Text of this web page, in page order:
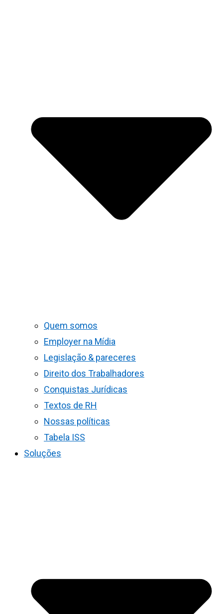
Quem somos
Employer na Mídia
Legislação & pareceres
Direito dos Trabalhadores
Conquistas Jurídicas
Textos de RH
Nossas políticas
Tabela ISS
Soluções